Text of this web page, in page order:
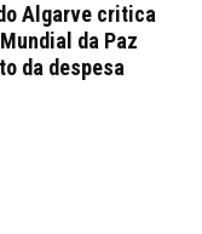
Algarve critica
da Paz
da despesa